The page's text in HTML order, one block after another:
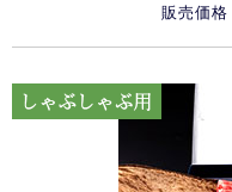
販売価格